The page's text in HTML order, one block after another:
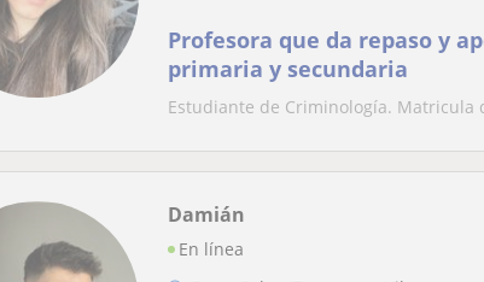
Profesora que da repaso y
primaria y secundaria
Estudiante de Criminología. Matricula
Damián
En línea